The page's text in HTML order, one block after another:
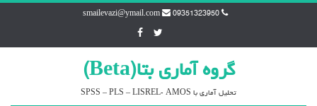
09351323950
smailevazi@ymail.com
گروه آماري بتا(Beta)
تحليل آماري با SPSS – PLS – LISREL- AMOS